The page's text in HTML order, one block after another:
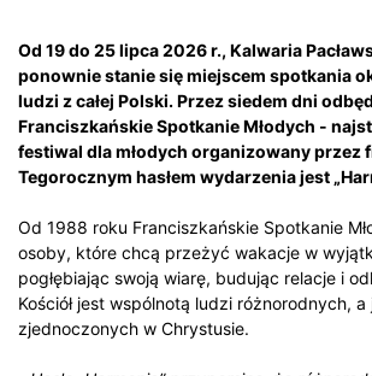
Od 19 do 25 lipca 2026 r., Kalwaria
ponownie stanie się miejscem spotkania
ludzi z całej Polski. Przez siedem dni
Franciszkańskie Spotkanie Młodych -
festiwal dla młodych organizowany przez
Tegorocznym hasłem wydarzenia jest
Od 1988 roku Franciszkańskie Spotkanie
osoby, które chcą przeżyć wakacje w
pogłębiając swoją wiarę, budując relacje i
Kościół jest wspólnotą ludzi różnorodnych,
zjednoczonych w Chrystusie.